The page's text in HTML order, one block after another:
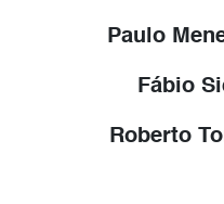
Paulo
Fábio
Roberto